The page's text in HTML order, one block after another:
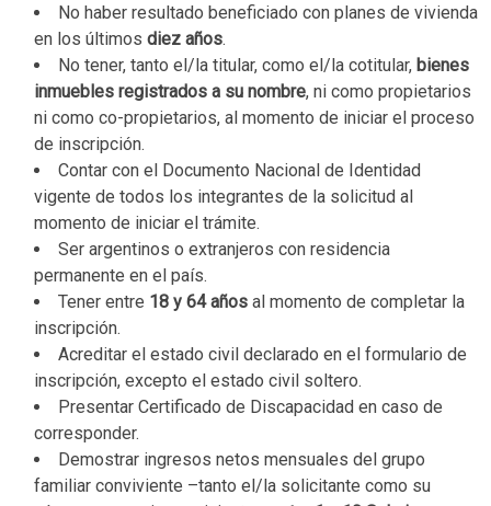
No haber resultado beneficiado con planes de vivienda
en los últimos diez años.
No tener, tanto el/la titular, como el/la cotitular, bienes
inmuebles registrados a su nombre, ni como propietarios
ni como co-propietarios, al momento de iniciar el proceso
de inscripción.
Contar con el Documento Nacional de Identidad
vigente de todos los integrantes de la solicitud al
momento de iniciar el trámite.
Ser argentinos o extranjeros con residencia
permanente en el país.
Tener entre 18 y 64 años al momento de completar la
inscripción.
Acreditar el estado civil declarado en el formulario de
inscripción, excepto el estado civil soltero.
Presentar Certificado de Discapacidad en caso de
corresponder.
Demostrar ingresos netos mensuales del grupo
familiar conviviente –tanto el/la solicitante como su